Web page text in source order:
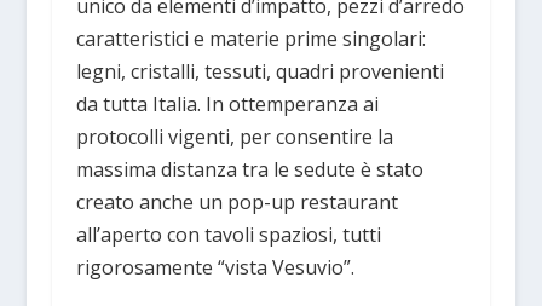
unico da elementi d’impatto, pezzi d’arredo
caratteristici e materie prime singolari:
legni, cristalli, tessuti, quadri provenienti
da tutta Italia. In ottemperanza ai
protocolli vigenti, per consentire la
massima distanza tra le sedute è stato
creato anche un pop-up restaurant
all’aperto con tavoli spaziosi, tutti
rigorosamente “vista Vesuvio”.